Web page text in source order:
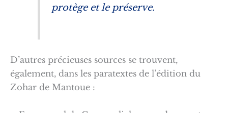
protège et le préserve.
D’autres précieuses sources se trouvent,
également, dans les paratextes de l’édition du
Zohar de Mantoue :